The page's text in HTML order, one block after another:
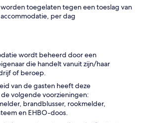
toegelaten tegen een toeslag van
accommodatie, per dag
wordt beheerd door een
die handelt vanuit zijn/haar
of beroep.
van de gasten heeft deze
volgende voorzieningen:
brandblusser, rookmelder,
en EHBO-doos.